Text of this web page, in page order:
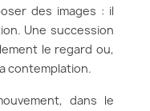
des images : il
Une succession
le regard ou,
contemplation.
dans le